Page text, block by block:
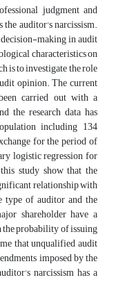
judgment and
auditor's narcissism.
making in audit
characteristics on
is to investigate the role
opinion. The current
carried out with a
the research data has
including 134
for the period of
logistic regression for
study show that the
relationship with
type of auditor and the
shareholder have a
probability of issuing
that unqualified audit
imposed by the
narcissism has a